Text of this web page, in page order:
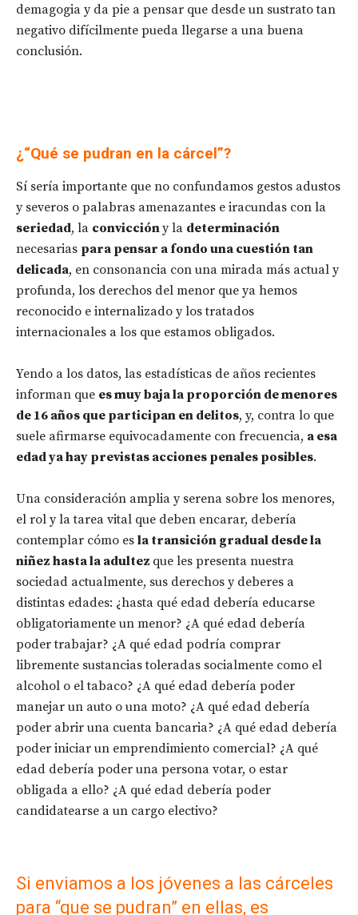
demagogia y da pie a pensar que desde un sustrato tan
negativo difícilmente pueda llegarse a una buena
conclusión.
¿“Qué se pudran en la cárcel”?
Sí sería importante que no confundamos gestos adustos
y severos o palabras amenazantes e iracundas con la
seriedad, la conviccióny la determinación
necesarias para pensar a fondo una cuestión tan
delicada, en consonancia con una mirada más actual y
profunda, los derechos del menor que ya hemos
reconocido e internalizado y los tratados
internacionales a los que estamos obligados.
Yendo a los datos, las estadísticas de años recientes
informan que es muy baja la proporción de menores
de 16 años que participan en delitos, y, contra lo que
suele afirmarse equivocadamente con frecuencia, a esa
edad ya hay previstas acciones penales posibles.
Una consideración amplia y serena sobre los menores,
el rol y la tarea vital que deben encarar, debería
contemplar cómo es la transición gradual desde la
niñez hasta la adultez que les presenta nuestra
sociedad actualmente, sus derechos y deberes a
distintas edades: ¿hasta qué edad debería educarse
obligatoriamente un menor? ¿A qué edad debería
poder trabajar? ¿A qué edad podría comprar
libremente sustancias toleradas socialmente como el
alcohol o el tabaco? ¿A qué edad debería poder
manejar un auto o una moto? ¿A qué edad debería
poder abrir una cuenta bancaria? ¿A qué edad debería
poder iniciar un emprendimiento comercial? ¿A qué
edad debería poder una persona votar, o estar
obligada a ello? ¿A qué edad debería poder
candidatearse a un cargo electivo?
Si enviamos a los jóvenes a las cárceles
para “que se pudran” en ellas, es